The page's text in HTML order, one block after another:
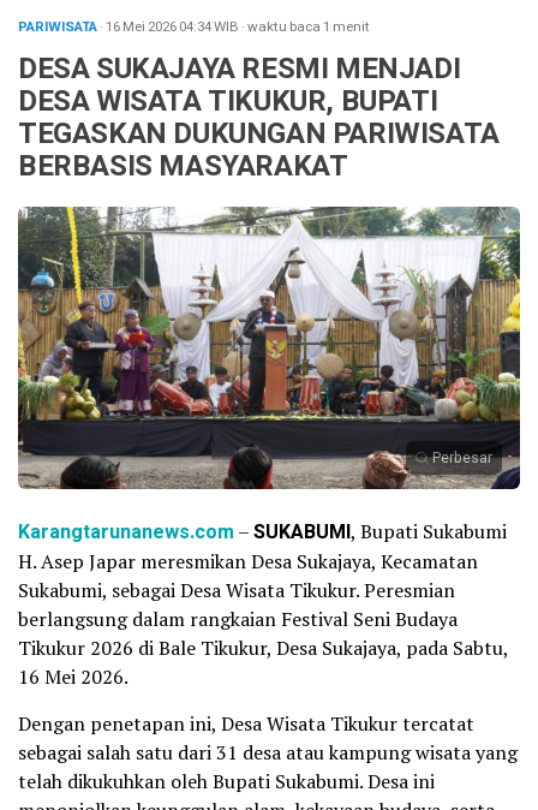
PARIWISATA· 16 Mei 202604:34WIB ·waktu baca 1 menit
DESA SUKAJAYA RESMI MENJADI
DESA WISATA TIKUKUR, BUPATI
TEGASKAN DUKUNGAN PARIWISATA
BERBASIS MASYARAKAT
Perbesar
Karangtarunanews.com –SUKABUMI, Bupati Sukabumi
H. Asep Japar meresmikan Desa Sukajaya, Kecamatan
Sukabumi, sebagai Desa Wisata Tikukur. Peresmian
berlangsung dalam rangkaian Festival Seni Budaya
Tikukur 2026 di Bale Tikukur, Desa Sukajaya, pada Sabtu,
16 Mei 2026.
Dengan penetapan ini, Desa Wisata Tikukur tercatat
sebagai salah satu dari 31 desa atau kampung wisata yang
telah dikukuhkan oleh Bupati Sukabumi. Desa ini